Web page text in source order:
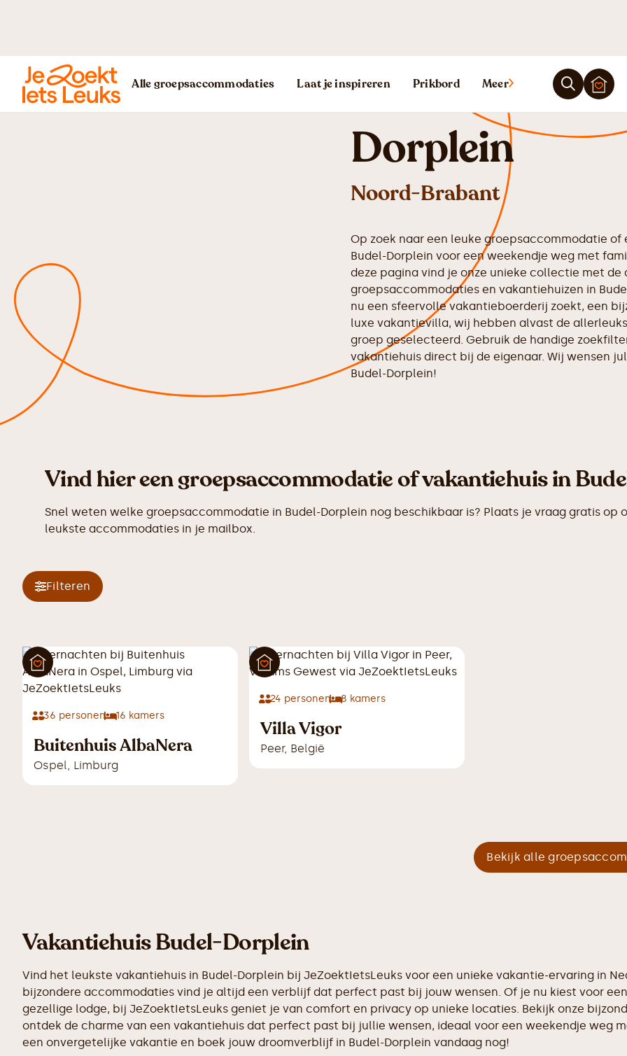
Alle groepsaccommodaties Laat je inspireren Prikbord Meer
Vakantiehuis
Dorplein
Noord-Brabant
Op zoek naar een leuke groepsaccommodatie of
Budel-Dorplein voor een weekendje weg met
deze pagina vind je onze unieke collectie met de
groepsaccommodaties en vakantiehuizen in
nu een sfeervolle vakantieboerderij zoekt, een
luxe vakantievilla, wij hebben alvast de
groep geselecteerd. Gebruik de handige
vakantiehuis direct bij de eigenaar. Wij wensen
Budel-Dorplein!
Vind hier een groepsaccommodatie of vakantiehuis in
Snel weten welke groepsaccommodatie in Budel-Dorplein nog beschikbaar is? Plaats je vraag gratis op
leukste accommodaties in je mailbox.
Filteren
36 personen 16 kamers
Buitenhuis AlbaNera
Ospel, Limburg
24 personen 8 kamers
Villa Vigor
Peer, België
Bekijk alle
Vakantiehuis Budel-Dorplein
Vind het leukste vakantiehuis in Budel-Dorplein bij JeZoektIetsLeuks voor een unieke vakantie-ervaring in
bijzondere accommodaties vind je altijd een verblijf dat perfect past bij jouw wensen. Of je nu kiest voor
gezellige lodge, bij JeZoektIetsLeuks geniet je van comfort en privacy op unieke locaties. Bekijk onze
ontdek de charme van een vakantiehuis dat perfect past bij jullie wensen, ideaal voor een weekendje weg
een onvergetelijke vakantie en boek jouw droomverblijf in Budel-Dorplein vandaag nog!